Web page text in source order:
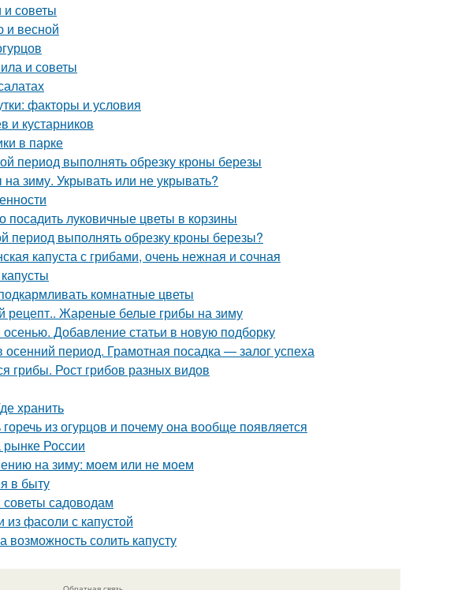
и советы
и весной
и советы
факторы и условия
и кустарников
в парке
период выполнять обрезку кроны березы
зиму. Укрывать или не укрывать?
посадить луковичные цветы в корзины
период выполнять обрезку кроны березы?
капуста с грибами, очень нежная и сочная
комнатные цветы
рецепт.. Жареные белые грибы на зиму
Добавление статьи в новую подборку
период. Грамотная посадка — залог успеха
грибы. Рост грибов разных видов
хранить
из огурцов и почему она вообще появляется
России
на зиму: моем или не моем
в быту
советы садоводам
фасоли с капустой
солить капусту